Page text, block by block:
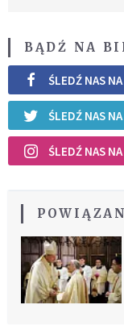
BĄDŹ NA
ŚLEDŹ NAS
ŚLEDŹ NAS
ŚLEDŹ NAS